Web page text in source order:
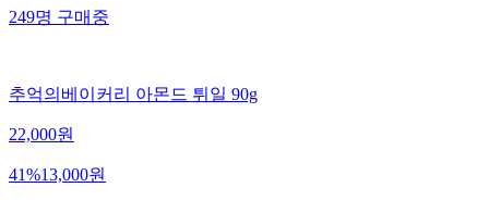
249명구매중
추억의베이커리 아몬드 튀일 90g
22,000원
41%13,000원